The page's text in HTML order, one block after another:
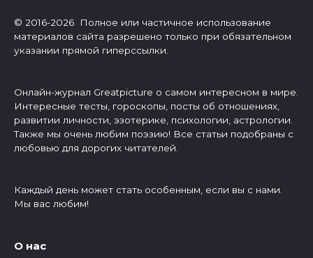
© 2016-2026 Полное или частичное использование
материалов сайта разрешено только при обязательном
указании прямой гиперссылки.
Онлайн-журнал Greatpicture о самом интересном в мире.
Интересные тесты, гороскопы, посты об отношениях,
развитии личности, эзотерике, психологии, астрологии.
Также мы очень любим поэзию! Все статьи подобраны с
любовью для дорогих читателей.
Каждый день может стать особенным, если вы с нами.
Мы вас любим!
О нас